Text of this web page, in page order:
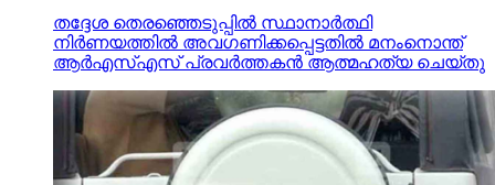
തദ്ദേശ തെരഞ്ഞെടുപ്പില്‍ സ്ഥാനാര്‍ത്ഥി
നിര്‍ണയത്തില്‍ അവഗണിക്കപ്പെട്ടതില്‍ മനംനൊന്ത്
ആര്‍എസ്എസ് പ്രവര്‍ത്തകന്‍ ആത്മഹത്യ ചെയ്തു